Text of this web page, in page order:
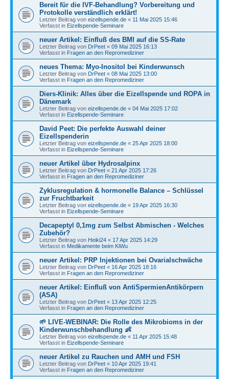
Bereit für die IVF-Behandlung? Vorbereitung und
Protokolle verständlich erklärt!
Letzter Beitrag von eizellspende.de « 11 Mai 2025 15:46
Verfasst in Eizellspende-Seminare
neuer Artikel: Einfluß des BMI auf die SS-Rate
Letzter Beitrag von DrPeet « 09 Mai 2025 16:13
Verfasst in Fragen an den Repromediziner
neues Thema: Myo-Inositol bei Kinderwunsch
Letzter Beitrag von DrPeet « 08 Mai 2025 13:00
Verfasst in Fragen an den Repromediziner
Diers-Klinik: Alles über die Eizellspende und ROPA in
Dänemark
Letzter Beitrag von eizellspende.de « 04 Mai 2025 17:02
Verfasst in Eizellspende-Seminare
David Peet: Die perfekte Auswahl deiner
Eizellspenderin
Letzter Beitrag von eizellspende.de « 25 Apr 2025 18:00
Verfasst in Eizellspende-Seminare
neuer Artikel über Hydrosalpinx
Letzter Beitrag von DrPeet « 21 Apr 2025 17:26
Verfasst in Fragen an den Repromediziner
Zyklusregulation & hormonelle Balance – Schlüssel
zur Fruchtbarkeit
Letzter Beitrag von eizellspende.de « 19 Apr 2025 16:30
Verfasst in Eizellspende-Seminare
Decapeptyl 0,1mg zum Selbst Abmischen - Welches
Zubehör?
Letzter Beitrag von Heiki24 « 17 Apr 2025 14:29
Verfasst in Medikamente beim KiWu
neuer Artikel: PRP Injektionen bei Ovarialschwäche
Letzter Beitrag von DrPeet « 16 Apr 2025 18:16
Verfasst in Fragen an den Repromediziner
neuer Artikel: Einfluß von AntiSpermienAntikörpern
(ASA)
Letzter Beitrag von DrPeet « 13 Apr 2025 12:25
Verfasst in Fragen an den Repromediziner
🌱 LIVE-WEBINAR: Die Rolle des Mikrobioms in der
Kinderwunschbehandlung 👶
Letzter Beitrag von eizellspende.de « 11 Apr 2025 15:48
Verfasst in Eizellspende-Seminare
neuer Artikel zu Rauchen und AMH und FSH
Letzter Beitrag von DrPeet « 10 Apr 2025 19:41
Verfasst in Fragen an den Repromediziner